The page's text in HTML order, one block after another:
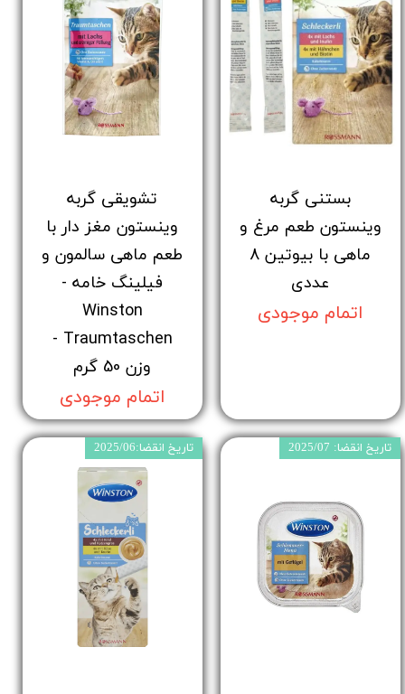
بستنی گربه
وینستون طعم مرغ و
ماهی با بیوتین 8
عددی
اتمام موجودی
تشویقی گربه
وینستون مغز دار با
طعم ماهی سالمون و
فیلینگ خامه -
Winston
Traumtaschen -
وزن 50 گرم
اتمام موجودی
تاریخ انقضا: 2025/07 تاریخ انقضا:2025/06